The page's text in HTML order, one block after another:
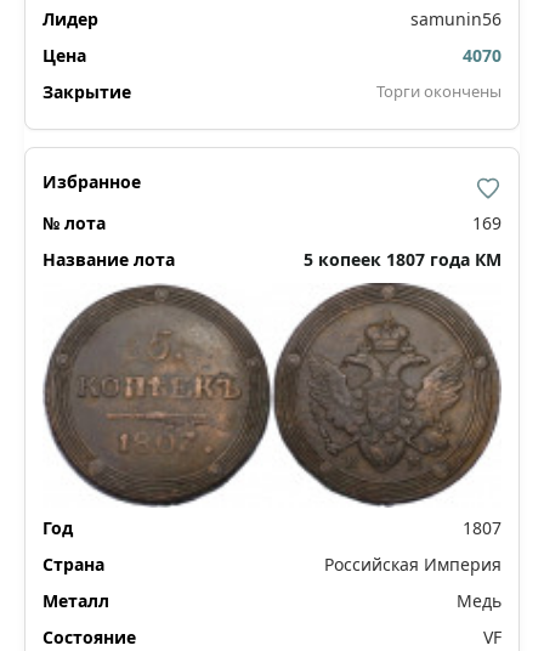
samunin56
4070
Торги окончены
169
5 копеек 1807 года КМ
1807
Российская Империя
Медь
VF